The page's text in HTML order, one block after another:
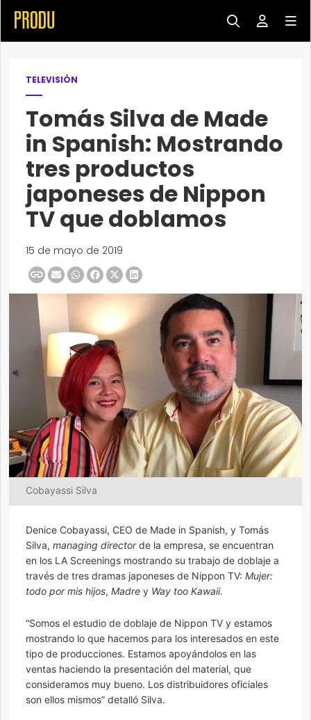
TELEVISIÓN
Tomás Silva de Made
in Spanish: Mostrando
tres productos
japoneses de Nippon
TV que doblamos
15 de mayo de 2019
Cobayassi Silva
Denice Cobayassi, CEO de Made in Spanish, y Tomás
Silva, managing directorde la empresa, se encuentran
en los LA Screenings mostrando su trabajo de doblaje a
través de tres dramas japoneses de Nippon TV: Mujer:
todo por mis hijos, Madre y Way too Kawaii.
“Somos el estudio de doblaje de Nippon TV y estamos
mostrando lo que hacemos para los interesados en este
tipo de producciones. Estamos apoyándolos en las
ventas haciendo la presentación del material, que
consideramos muy bueno. Los distribuidores oficiales
son ellos mismos” detalló Silva.